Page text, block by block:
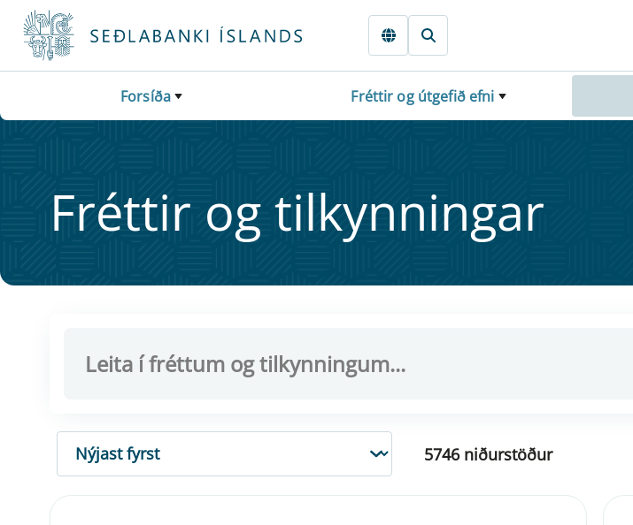
Fara beint í Meginmál
Forsíða Fréttir og útgefið efni
Frétt­ir og til­kynn­ing­ar
RÖÐUN
5746 niðurstöður